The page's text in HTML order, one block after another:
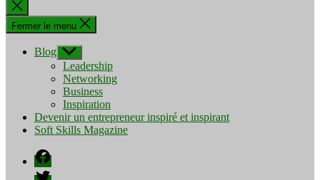
Fermer
la
recherche
Fermer le menu
Blog Afficher
le
sous-
menu
Leadership
Networking
Business
Inspiration
Devenir un entrepreneur inspiré et inspirant
Soft Skills Magazine
Facebook
Twitter